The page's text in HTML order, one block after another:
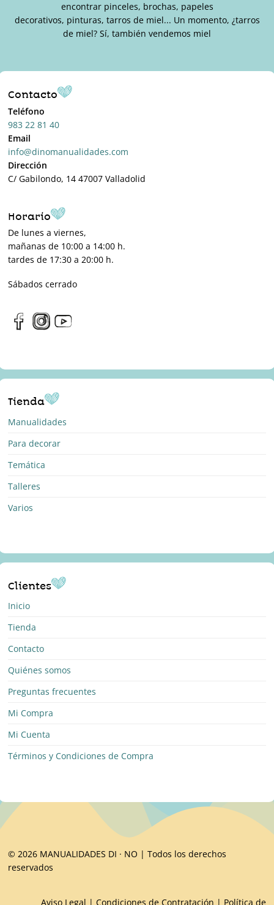
encontrar pinceles, brochas, papeles
decorativos, pinturas, tarros de miel... Un momento, ¿tarros
de miel? Sí, también vendemos miel
Contacto
Teléfono
983 22 81 40
Email
info@dinomanualidades.com
Dirección
C/ Gabilondo, 14 47007 Valladolid
Horario
De lunes a viernes,
mañanas de 10:00 a 14:00 h.
tardes de 17:30 a 20:00 h.
Sábados cerrado
Tienda
Manualidades
Para decorar
Temática
Talleres
Varios
Clientes
Inicio
Tienda
Contacto
Quiénes somos
Preguntas frecuentes
Mi Compra
Mi Cuenta
Términos y Condiciones de Compra
© 2026 MANUALIDADES DI · NO | Todos los derechos
reservados
Aviso Legal | Condiciones de Contratación | Política de